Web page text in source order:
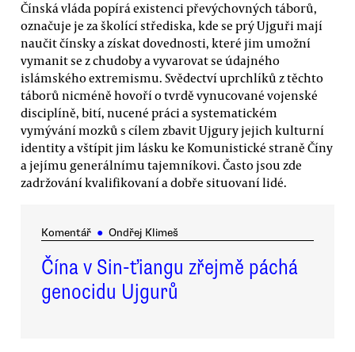
Čínská vláda popírá existenci převýchovných táborů,
označuje je za školící střediska, kde se prý Ujguři mají
naučit čínsky a získat dovednosti, které jim umožní
vymanit se z chudoby a vyvarovat se údajného
islámského extremismu. Svědectví uprchlíků z těchto
táborů nicméně hovoří o tvrdě vynucované vojenské
disciplíně, bití, nucené práci a systematickém
vymývání mozků s cílem zbavit Ujgury jejich kulturní
identity a vštípit jim lásku ke Komunistické straně Číny
a jejímu generálnímu tajemníkovi. Často jsou zde
zadržování kvalifikovaní a dobře situovaní lidé.
Komentář ● Ondřej Klimeš
Čína v Sin-ťiangu zřejmě páchá
genocidu Ujgurů